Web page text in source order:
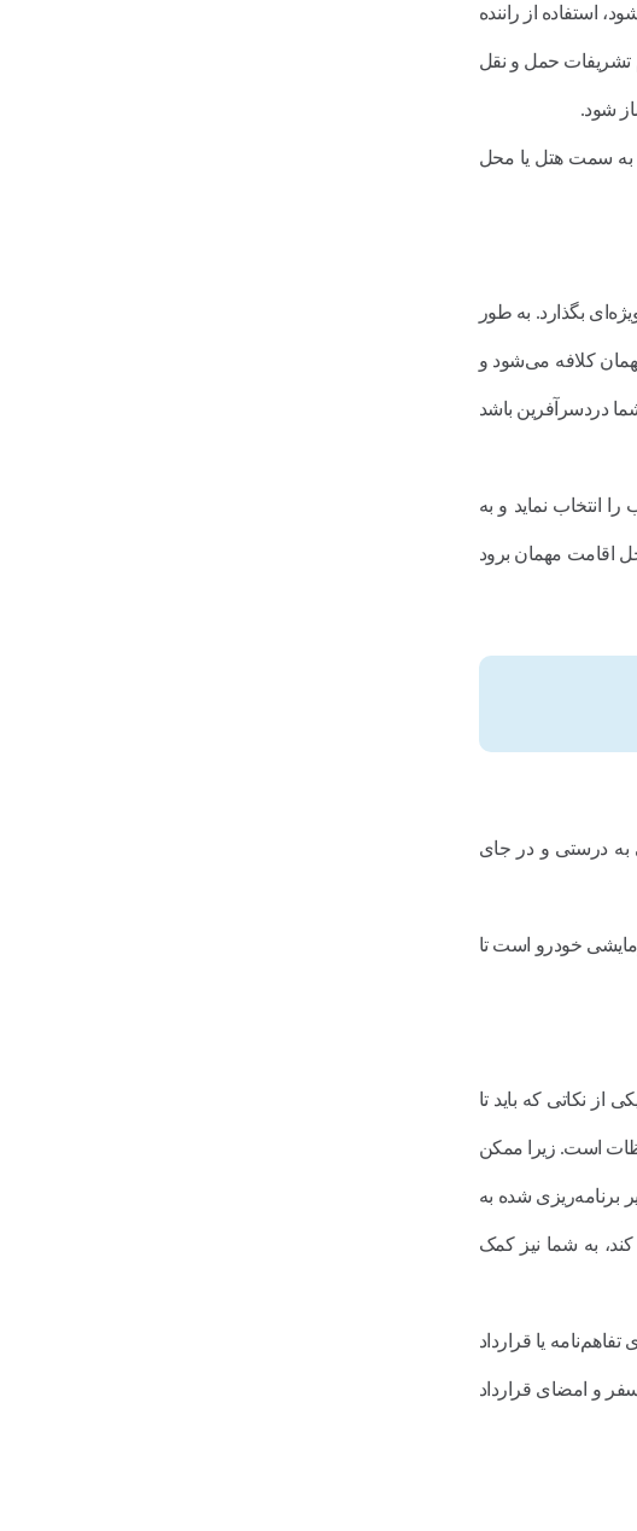
استفاده از راننده
تشریفات حمل و نقل
شود.
به سمت هتل یا محل
بگذارد. به طور
کلافه می‌شود و
دردسرآفرین باشد
انتخاب نماید و به
اقامت مهمان برود
به درستی و در جای
خودرو است تا
از نکاتی که باید تا
است. زیرا ممکن
برنامه‌ریزی شده به
به شما نیز کمک
یا قرارداد
سفر و امضای قرارداد